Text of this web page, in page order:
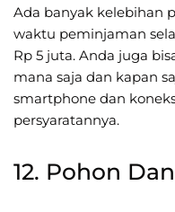
Ada banyak kelebihan
waktu peminjaman
Rp 5 juta. Anda juga
mana saja dan kapan
smartphone dan
persyaratannya.
12. Pohon